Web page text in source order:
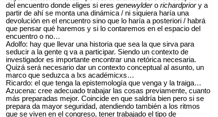
del encuentro donde eliges si eres genewyldero richardpriory a
partir de ahí se monta una dinámica / ni siquiera haría una
devolución en el encuentro sino que lo haría a posteriori / habrá
que pensar qué haremos y si lo contaremos en el espacio del
encuentro o no…
Adolfo: hay que llevar una historia que sea la que sirva para
seducir a la gente q va a participar. Siendo un contexto de
investigador es importante encontrar una retórica necesaria.
Quizá será necesario dar un contexto conceptual al asunto, un
marco que seduzca a lxs académicxs…
Ricardo: el que tenga la epistemología que venga y la traiga…
Azucena: cree adecuado trabajar las cosas previamente, cuanto
más preparadas mejor. Coincide en que saldría bien pero si se
prepara da mayor seguridad, atendiendo también a los ritmos
que se viven en el congreso, tener trabajado el tipo de